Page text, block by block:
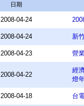
日期
2008-04-24
2008-04-24 新
2008-04-23 營
2008-04-22
經
燈
2008-04-18 台